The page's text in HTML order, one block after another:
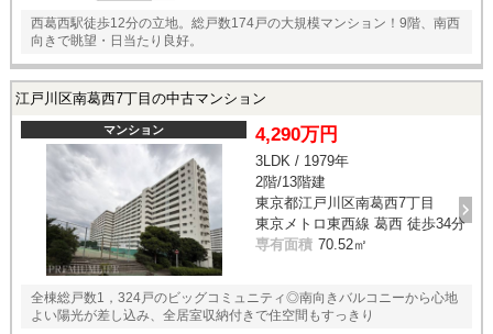
西葛西駅徒歩12分の立地。総戸数174戸の大規模マンション！9階、南西
向きで眺望・日当たり良好。
江戸川区南葛西7丁目の中古マンション
マンション 4,290万円
3LDK / 1979年
2階/13階建
東京都江戸川区南葛西7丁目
東京メトロ東西線 葛西 徒歩34分
専有面積 70.52㎡
全棟総戸数1，324戸のビッグコミュニティ◎南向きバルコニーから心地
よい陽光が差し込み、全居室収納付きで住空間もすっきり